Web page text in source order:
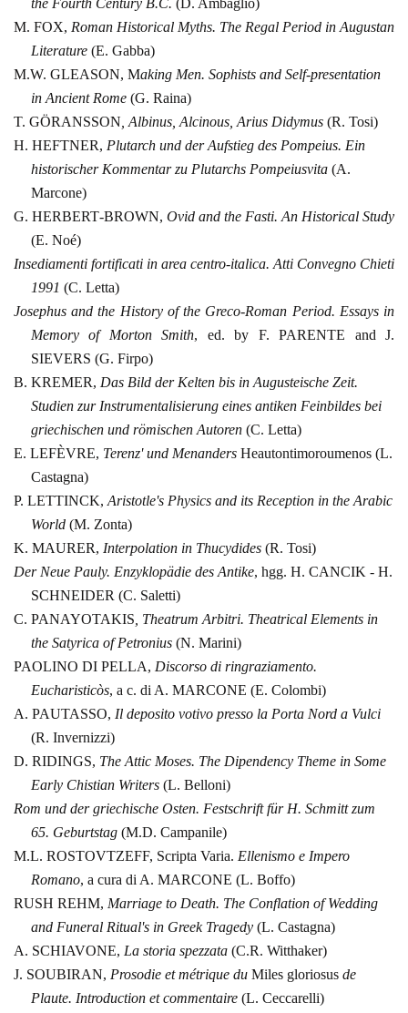
the FourthCentury B.C. (D. Ambaglio)
M. FOX, Roman Historical Myths. The Regal Period in Augustan
Literature (E. Gabba)
M.W. GLEASON, Making Men. Sophists and Self-presentation
in Ancient Rome(G. Raina)
T. GÖRANSSON , Albinus, Alcinous, Arius Didymus (R. Tosi)
H. HEFTNER, Plutarch und der Aufstieg des Pompeius. Ein
historischerKommentar zu Plutarchs Pompeiusvita (A.
Marcone)
G. HERBERT‑BROWN, Ovid and the Fasti. An Historical Study
(E. Noé)
Insediamenti fortificati in area centro‑italica. Atti Convegno Chieti
1991 (C. Letta)
Josephus and the History of the Greco‑Roman Period. Essays in
Memory of Morton Smith, ed. by F. PARENTE and J.
SIEVERS (G. Firpo)
B. KREMER, Das Bild der Kelten bis in Augusteische Zeit.
Studien zurInstrumentalisierung eines antiken Feinbildes bei
griechischen und römischenAutoren (C. Letta)
E. LEFÈVRE, Terenz' und Menanders Heautontimoroumenos (L.
Castagna)
P. LETTINCK, Aristotle's Physics and its Reception in the Arabic
World(M. Zonta)
K. MAURER, Interpolation in Thucydides (R. Tosi)
Der Neue Pauly. Enzyklopädie des Antike, hgg. H. CANCIK - H.
SCHNEIDER (C. Saletti)
C. PANAYOTAKIS , Theatrum Arbitri. Theatrical Elements in
the Satyrica of Petronius (N. Marini)
PAOLINO DI PELLA, Discorso di ringraziamento.
Eucharisticòs, a c. di A. MARCONE (E. Colombi)
A. PAUTASSO, Il deposito votivo presso la Porta Nord a Vulci
(R. Invernizzi)
D. RIDINGS, The Attic Moses. The Dipendency Theme in Some
Early Chistian Writers(L. Belloni)
Rom und der griechische Osten. Festschrift für H. Schmitt zum
65. Geburtstag (M.D. Campanile)
M.L. ROSTOVTZEFF, Scripta Varia. Ellenismo e Impero
Romano, a cura di A. MARCONE (L. Boffo)
RUSH REHM, Marriage to Death. The Conflation ofWedding
and Funeral Ritual's in Greek Tragedy(L. Castagna)
A. SCHIAVONE, La storia spezzata (C.R. Witthaker)
J. SOUBIRAN, Prosodie et métrique du Miles gloriosus de
Plaute. Introduction et commentaire (L. Ceccarelli)